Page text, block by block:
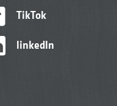
TikTok
linkedIn